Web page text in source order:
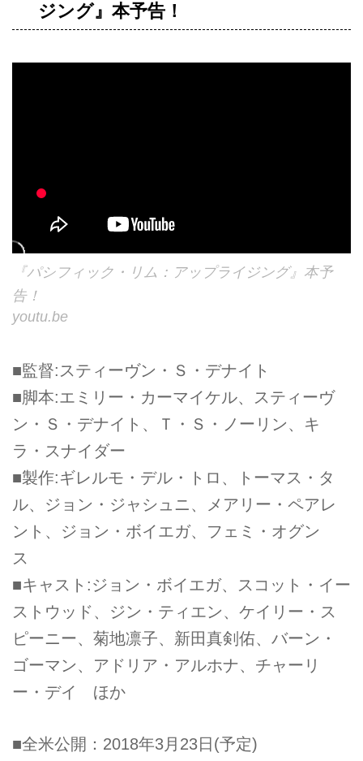
ジング』本予告！
『パシフィック・リム：アップライジング』本予
告！
youtu.be
■監督:スティーヴン・Ｓ・デナイト
■脚本:エミリー・カーマイケル、スティーヴ
ン・Ｓ・デナイト、Ｔ・Ｓ・ノーリン、キ
ラ・スナイダー
■製作:ギレルモ・デル・トロ、トーマス・タ
ル、ジョン・ジャシュニ、メアリー・ペアレ
ント、ジョン・ボイエガ、フェミ・オグン
ス
■キャスト:ジョン・ボイエガ、スコット・イー
ストウッド、ジン・ティエン、ケイリー・ス
ピーニー、菊地凛子、新田真剣佑、バーン・
ゴーマン、アドリア・アルホナ、チャーリ
ー・デイ ほか
■全米公開：2018年3月23日(予定)